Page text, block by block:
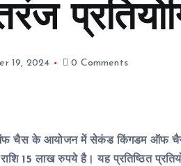
19, 2024 0 Comments
चैस के आयोजन में सेकंड किंगडम ऑफ चैस
15 लाख रुपये है। यह प्रतिष्ठित